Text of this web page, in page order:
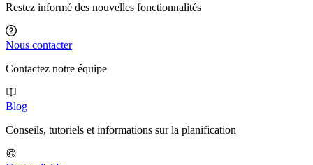
Restez informé des nouvelles fonctionnalités
Nous contacter
Contactez notre équipe
Blog
Conseils, tutoriels et informations sur la planification